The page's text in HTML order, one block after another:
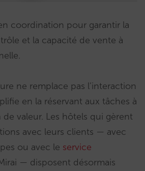
coordination pour garantir la
et la capacité de vente à
ne remplace pas l’interaction
en la réservant aux tâches à
valeur. Les hôtels qui gèrent
avec leurs clients — avec
ou avec le service
— disposent désormais